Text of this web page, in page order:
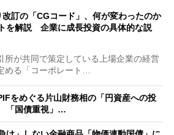
改訂の「CGコード」、何が変わったのか
を解説 企業に成長投資の具体的な説
が共同で策定している上場企業の経営
める「コーポレート…
をめぐる片山財務相の「円資産への投
「国債重視」…